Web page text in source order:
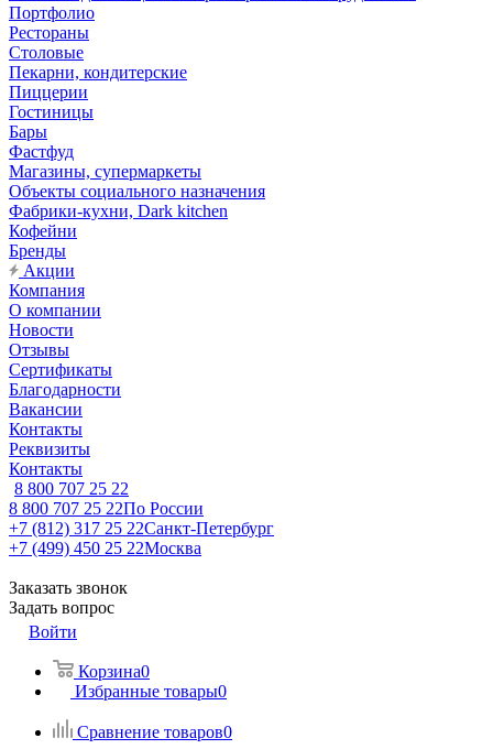
Портфолио
Рестораны
Столовые
Пекарни, кондитерские
Пиццерии
Гостиницы
Бары
Фастфуд
Магазины, супермаркеты
Объекты социального назначения
Фабрики-кухни, Dark kitchen
Кофейни
Бренды
Акции
Компания
О компании
Новости
Отзывы
Сертификаты
Благодарности
Вакансии
Контакты
Реквизиты
Контакты
8 800 707 25 22
8 800 707 25 22По России
+7 (812) 317 25 22Санкт-Петербург
+7 (499) 450 25 22Москва
Заказать звонок
Задать вопрос
Войти
Корзина0
Избранные товары0
Сравнение товаров0